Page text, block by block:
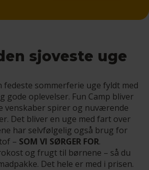
sjoveste uge
sommerferie uge fyldt med
gode oplevelser. Fun Camp bliver
venskaber spirer og nuværende
Det bliver en uge med fart over
har selvfølgelig også brug for
– SOM VI SØRGER FOR.
og frugt til børnene – så du
Det hele er med i prisen.